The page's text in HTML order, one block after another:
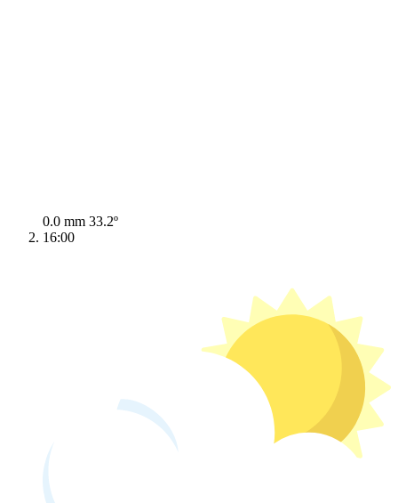
0.0 mm 33.2º
16:00